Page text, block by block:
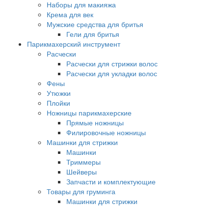
Наборы для макияжа
Крема для век
Мужские средства для бритья
Гели для бритья
Парикмахерский инструмент
Расчески
Расчески для стрижки волос
Расчески для укладки волос
Фены
Утюжки
Плойки
Ножницы парикмахерские
Прямые ножницы
Филировочные ножницы
Машинки для стрижки
Машинки
Триммеры
Шейверы
Запчасти и комплектующие
Товары для груминга
Машинки для стрижки